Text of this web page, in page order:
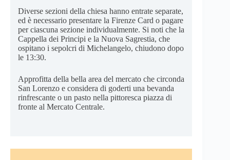
Diverse sezioni della chiesa hanno entrate separate,
ed è necessario presentare la Firenze Card o pagare
per ciascuna sezione individualmente. Si noti che la
Cappella dei Principi e la Nuova Sagrestia, che
ospitano i sepolcri di Michelangelo, chiudono dopo
le 13:30.
Approfitta della bella area del mercato che circonda
San Lorenzo e considera di goderti una bevanda
rinfrescante o un pasto nella pittoresca piazza di
fronte al Mercato Centrale.